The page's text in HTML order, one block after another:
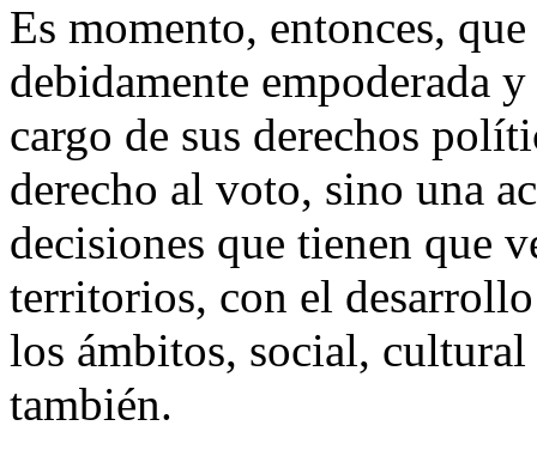
Es momento, entonces,
debidamente empoderada
cargo de sus derechos
derecho al voto, sino una
decisiones que tienen que
territorios, con el
los ámbitos, social,
también.